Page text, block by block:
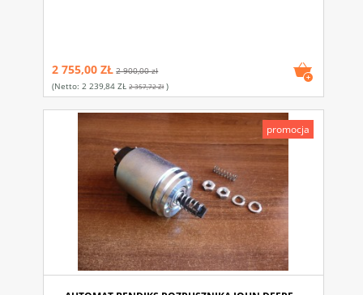
2 755,00 ZŁ 2 900,00 zł
(netto:2 239,84 ZŁ 2 357,72 Zł)
promocja